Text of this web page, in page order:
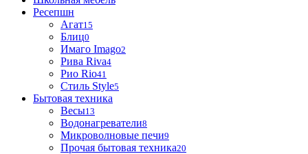
Ресепшн
Агат15
Блиц0
Имаго Imago2
Рива Riva4
Рио Rio41
Стиль Style5
Бытовая техника
Весы13
Водонагреватели8
Микроволновые печи9
Прочая бытовая техника20